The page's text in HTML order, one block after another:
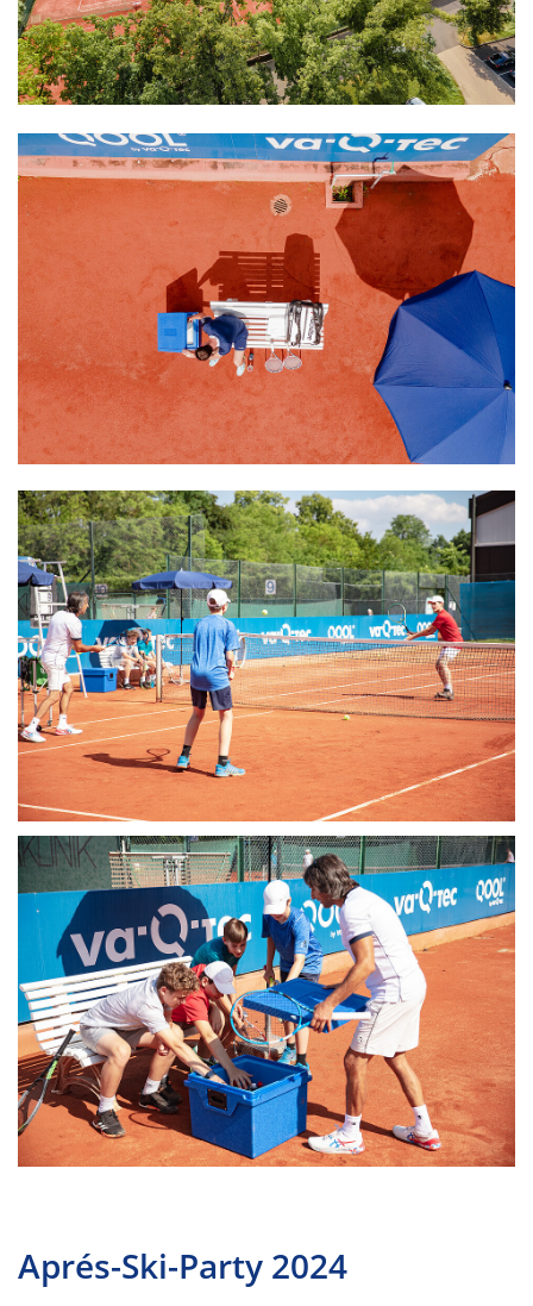
Aprés-Ski-Party 2024